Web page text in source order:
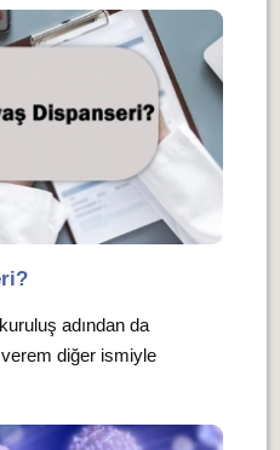
adından da
verem diğer ismiyle